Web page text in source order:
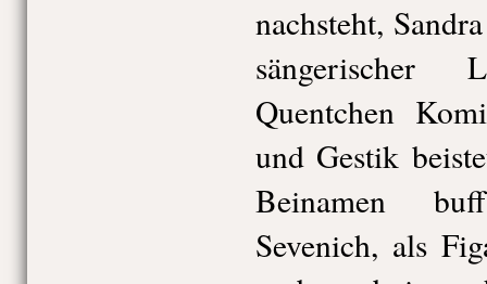
nachsteht,
sängerischer
Quentchen
und Gestik
Beinamen
Sevenich, als